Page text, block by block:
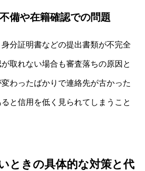
備や在籍確認での問題
分証明書などの提出書類が不完全
取れない場合も審査落ちの原因と
わったばかりで連絡先が古かった
と信用を低く見られてしまうこと
ときの具体的な対策と代